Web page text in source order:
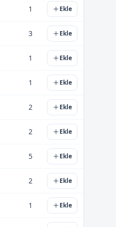
1 Ekle
3 Ekle
1 Ekle
1 Ekle
2 Ekle
2 Ekle
5 Ekle
2 Ekle
1 Ekle